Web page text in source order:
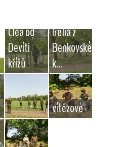
Clea od
Devíti
křížů
Irélia z
Benkovského
k...
vítězové